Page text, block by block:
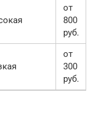
от
800
руб.
от
300
руб.